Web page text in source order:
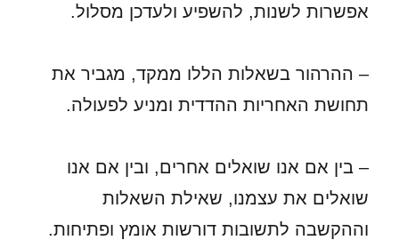
אפשרות לשנות, להשפיע ולעדכן מסלול.
– ההרהור בשאלות הללו ממקד, מגביר את
תחושת האחריות ההדדית ומניע לפעולה.
– בין אם אנו שואלים אחרים, ובין אם אנו
שואלים את עצמנו, שאילת השאלות
וההקשבה לתשובות דורשות אומץ ופתיחות.